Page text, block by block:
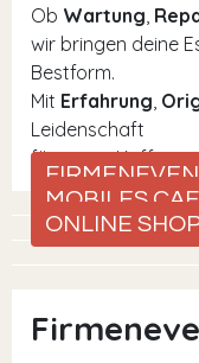
Ob Wartung,
wir bringen deine
Bestform.
Mit Erfahrung,
Leidenschaft
für guten Kaffee.
MOBILES
ONLINE